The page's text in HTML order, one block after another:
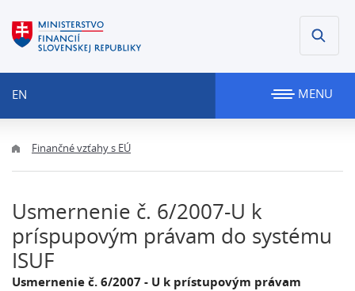
EN MENU
Finančné vzťahy s EÚ
Usmernenie č. 6/2007-U k
príspupovým právam do systému
ISUF
Usmernenie č. 6/2007 - U k prístupovým právam